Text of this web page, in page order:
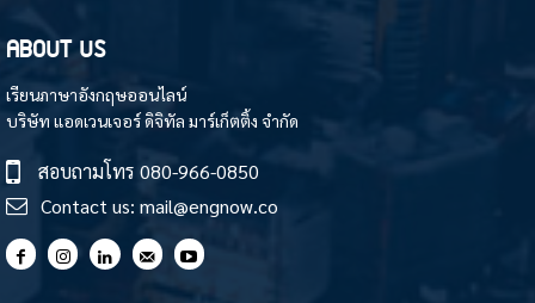
ABOUT US
เรียนภาษาอังกฤษออนไลน์
บริษัท แอดเวนเจอร์ ดิจิทัล มาร์เก็ตติ้ง จำกัด
สอบถามโทร 080-966-0850
Contact us: mail@engnow.co